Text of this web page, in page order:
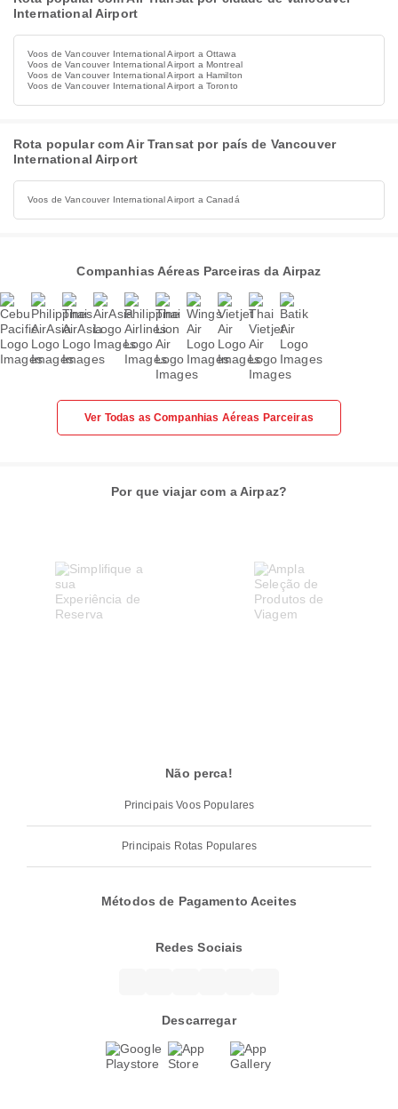
International Airport
Voos de Vancouver International Airport a Ottawa
Voos de Vancouver International Airport a Montreal
Voos de Vancouver International Airport a Hamilton
Voos de Vancouver International Airport a Toronto
Rota popular com Air Transat por país de Vancouver
International Airport
Voos de Vancouver International Airport a Canadá
Companhias Aéreas Parceiras da Airpaz
Ver Todas as Companhias Aéreas Parceiras
Por que viajar com a Airpaz?
Não perca!
Principais Voos Populares
Principais Rotas Populares
Métodos de Pagamento Aceites
Redes Sociais
Descarregar